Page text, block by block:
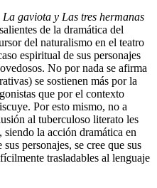
gaviota y Las tres hermanas
de la dramática del
del naturalismo en el teatro
espiritual de sus personajes
No por nada se afirma
se sostienen más por la
que por el contexto
Por esto mismo, no a
al tuberculoso literato les
siendo la acción dramática en
personajes, se cree que sus
trasladables al lenguaje